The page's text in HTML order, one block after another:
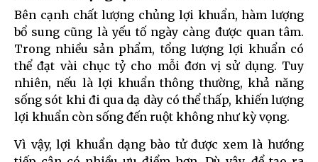
Bên cạnh chất lượng chủng lợi khuẩn, hàm lượng
bổ sung cũng là yếu tố ngày càng được quan tâm.
Trong nhiều sản phẩm, tổng lượng lợi khuẩn có
thể đạt vài chục tỷ cho mỗi đơn vị sử dụng. Tuy
nhiên, nếu là lợi khuẩn thông thường, khả năng
sống sót khi đi qua dạ dày có thể thấp, khiến lượng
lợi khuẩn còn sống đến ruột không như kỳ vọng.
Vì vậy, lợi khuẩn dạng bào tử được xem là hướng